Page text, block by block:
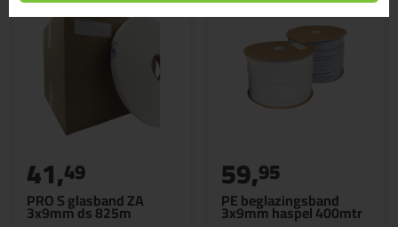
PRO S glasband ZA
3x9mm ds 825m
41,49
PE beglazingsband
3x9mm haspel 400mtr
59,95